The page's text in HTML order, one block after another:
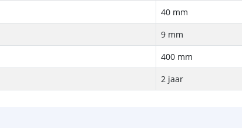
40 mm
9 mm
400 mm
2 jaar